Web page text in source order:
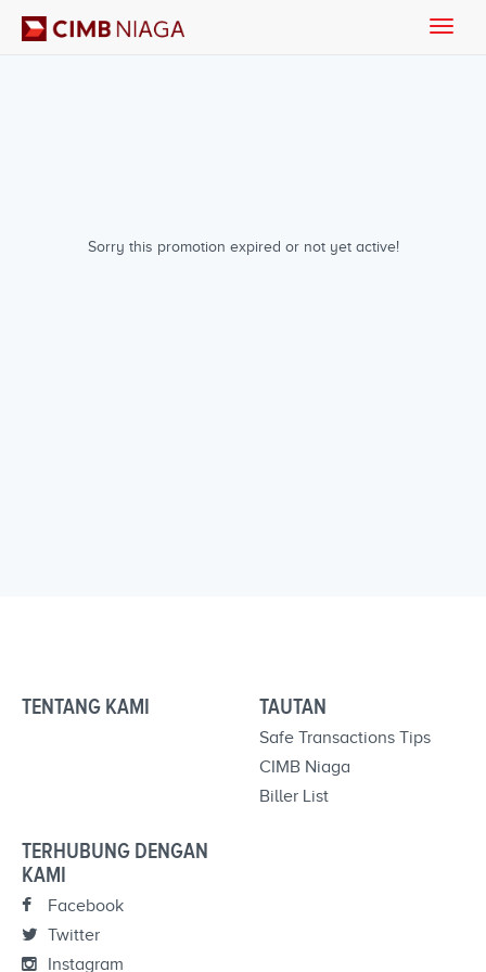
Sorry this promotion expired or not yet active!
Toggle
TENTANG KAMI TAUTAN
Safe Transactions Tips
CIMB Niaga
Biller List
TERHUBUNG DENGAN
KAMI
Facebook
Twitter
Instagram